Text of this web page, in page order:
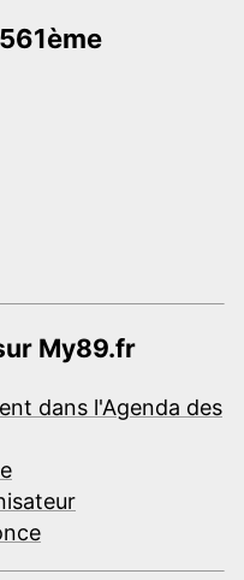
My89.fr
dans l'Agenda des